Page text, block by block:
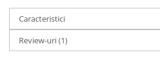
Caracteristici
Review-uri(1)